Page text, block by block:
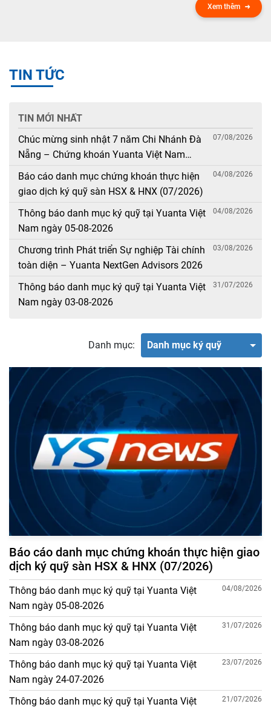
Xem thêm
TIN TỨC
TIN MỚI NHẤT
Chúc mừng sinh nhật 7 năm Chi Nhánh Đà
Nẵng – Chứng khoán Yuanta Việt Nam
(08/08/2019 – 08/08/2026)
07/08/2026
Báo cáo danh mục chứng khoán thực hiện
giao dịch ký quỹ sàn HSX & HNX (07/2026)
04/08/2026
Thông báo danh mục ký quỹ tại Yuanta Việt
Nam ngày 05-08-2026
04/08/2026
Chương trình Phát triển Sự nghiệp Tài chính
toàn diện – Yuanta NextGen Advisors 2026
03/08/2026
Thông báo danh mục ký quỹ tại Yuanta Việt
Nam ngày 03-08-2026
31/07/2026
Danh mục: Danh mục ký quỹ
Báo cáo danh mục chứng khoán thực hiện giao
dịch ký quỹ sàn HSX & HNX (07/2026)
Thông báo danh mục ký quỹ tại Yuanta Việt
Nam ngày 05-08-2026
04/08/2026
Thông báo danh mục ký quỹ tại Yuanta Việt
Nam ngày 03-08-2026
31/07/2026
Thông báo danh mục ký quỹ tại Yuanta Việt
Nam ngày 24-07-2026
23/07/2026
Thông báo danh mục ký quỹ tại Yuanta Việt
21/07/2026